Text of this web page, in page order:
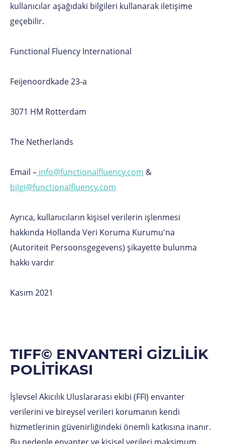
kullanıcılar aşağıdaki bilgileri kullanarak iletişime
geçebilir.
Functional Fluency International
Feijenoordkade 23-a
3071 HM Rotterdam
The Netherlands
Email – info@functionalfluency.com &
bilgi@functionalfluency.com
Ayrıca, kullanıcıların kişisel verilerin işlenmesi
hakkında Hollanda Veri Koruma Kurumu'na
(Autoriteit Persoonsgegevens) şikayette bulunma
hakkı vardır
Kasım 2021
TIFF© ENVANTERİ GİZLİLİK
POLİTİKASI
İşlevsel Akıcılık Uluslararası ekibi (FFI) envanter
verilerini ve bireysel verileri korumanın kendi
hizmetlerinin güvenirliğindeki önemli katkısına inanır.
Bu nedenle envanter ve kişisel verileri maksimum